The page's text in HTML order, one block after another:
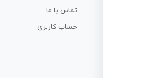
تماس با ما
حساب کاربری